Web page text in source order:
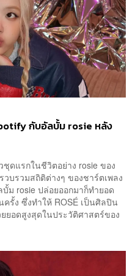
กับอัลบั้ม rosie หลัง
ชุดแรกในชีวิตอย่าง rosie ของ
วบรวมสถิติต่างๆ ของชาร์ตเพลง
ม rosie ปล่อยออกมาก็ทำยอด
รั้ง ซึ่งทำให้ ROSÉ เป็นศิลปิน
ยอดสูงสุดในประวัติศาสตร์ของ